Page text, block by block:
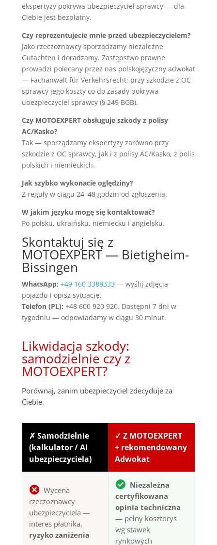
ekspertyzy pokrywa ubezpieczyciel sprawcy — dla
Ciebie jest bezpłatny.
Czy reprezentujecie mnie przed ubezpieczycielem?
Jako rzeczoznawcy sporządzamy niezależne
Gutachten i doradzamy. Zastępstwo prawne
prowadzi polecany przez nas polskojęzyczny adwokat
— Fachanwalt für Verkehrsrecht; przy szkodzie z OC
sprawcy jego koszty co do zasady pokrywa
ubezpieczyciel sprawcy (§ 249 BGB).
Czy MOTOEXPERT obsługuje szkody z polisy
AC/Kasko?
Tak — sporządzamy ekspertyzy zarówno przy
szkodzie z OC sprawcy, jak i z polisy AC/Kasko, z polis
polskich i niemieckich.
Jak szybko wykonacie oględziny?
Z reguły w ciągu 24–48 godzin od zgłoszenia.
W jakim języku mogę się kontaktować?
Po polsku, ukraińsku, niemiecku i angielsku.
Skontaktuj się z
MOTOEXPERT — Bietigheim-
Bissingen
WhatsApp: +49 160 3388333 — wyślij zdjęcia
pojazdu i opisz sytuację.
Telefon (PL): +48 600 920 920. Dostępni 7 dni w
tygodniu — odpowiadamy w ciągu 30 minut.
Likwidacja szkody:
samodzielnie czy z
MOTOEXPERT?
Porównaj, zanim ubezpieczyciel zdecyduje za
Ciebie.
✗ Samodzielnie
(kalkulator / AI
ubezpieczyciela)
✓ Z MOTOEXPERT
+ rekomendowany
Adwokat
Wycena
rzeczoznawcy
ubezpieczyciela —
interes płatnika,
ryzyko zaniżenia
Niezależna
certyfikowana
opinia techniczna
— pełny kosztorys
wg stawek
rynkowych